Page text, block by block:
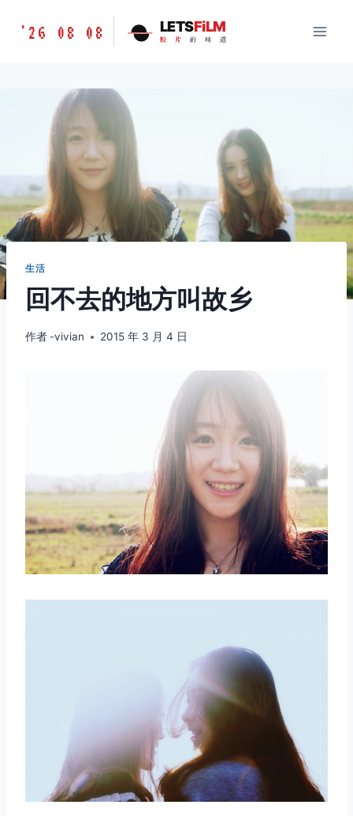
胶
LETSFILM
'26 08 08 LETSFiLM
胶 片 的 味 道
生活
回不去的地方叫故乡
作者 -vivian 2015 年 3 月 4 日